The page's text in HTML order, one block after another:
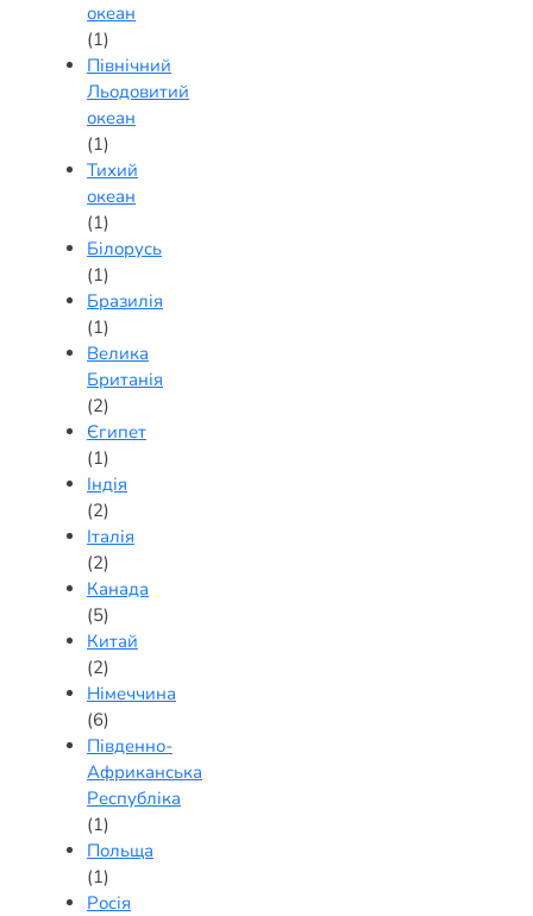
океан
(1)
Північний
Льодовитий
океан
(1)
Тихий
океан
(1)
Білорусь
(1)
Бразилія
(1)
Велика
Британія
(2)
Єгипет
(1)
Індія
(2)
Італія
(2)
Канада
(5)
Китай
(2)
Німеччина
(6)
Південно-
Африканська
Республіка
(1)
Польща
(1)
Росія